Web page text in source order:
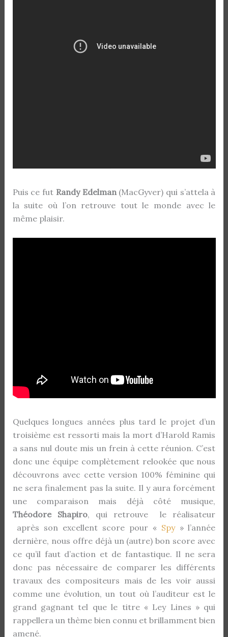
Puis ce fut Randy Edelman(MacGyver) qui s’attela à
la suite où l’on retrouve tout le monde avec le
même plaisir.
Quelques longues années plus tard le projet d’un
troisième est ressorti mais la mort d’Harold Ramis
a sans nul doute mis un frein à cette réunion. C’est
donc une équipe complètement relookée que nous
découvrons avec cette version 100% féminine qui
ne sera finalement pas la suite. Il y aura forcément
une comparaison mais déjà côté musique,
Théodore Shapiro, qui retrouve le réalisateur
après son excellent score pour « Spy» l’année
dernière, nous offre déjà un (autre) bon score avec
ce qu’il faut d’action et de fantastique. Il ne sera
donc pas nécessaire de comparer les différents
travaux des compositeurs mais de les voir aussi
comme une évolution, un tout où l’auditeur est le
grand gagnant tel que le titre « Ley Lines » qui
rappellera un thème bien connu et brillamment bien
amené.